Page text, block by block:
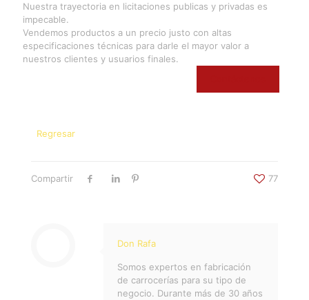
Nuestra trayectoria en licitaciones publicas y privadas es
impecable.
Vendemos productos a un precio justo con altas
especificaciones técnicas para darle el mayor valor a
nuestros clientes y usuarios finales.
Regresar
Compartir 77
Don Rafa
Somos expertos en fabricación
de carrocerías para su tipo de
negocio. Durante más de 30 años